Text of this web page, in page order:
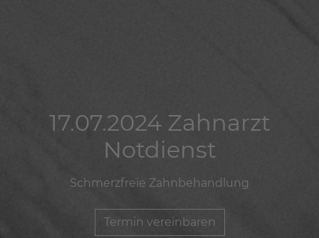
17.07.2024 Zahnarzt
Notdienst
Schmerzfreie Zahnbehandlung
Termin vereinbaren
17.07.2024 Zahnarzt
Notdienst
Schmerzfreie Zahnbehandlung
Termin vereinbaren
17.07.2024 Zahnarzt
Notdienst
Schmerzfreie Zahnbehandlung
Termin vereinbaren